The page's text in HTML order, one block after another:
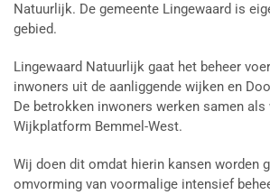
Natuurlijk. De gemeente Lingewaard is
gebied.
Lingewaard Natuurlijk gaat het beheer
inwoners uit de aanliggende wijken en
De betrokken inwoners werken samen als
Wijkplatform Bemmel-West.
Wij doen dit omdat hierin kansen worden
omvorming van voormalige intensief